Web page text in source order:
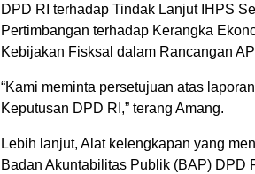
DPD RI terhadap Tindak Lanjut IHPS
Pertimbangan terhadap Kerangka
Kebijakan Fisksal dalam Rancangan
“Kami meminta persetujuan atas
Keputusan DPD RI,” terang Amang.
Lebih lanjut, Alat kelengkapan yang
Badan Akuntabilitas Publik (BAP) DPD